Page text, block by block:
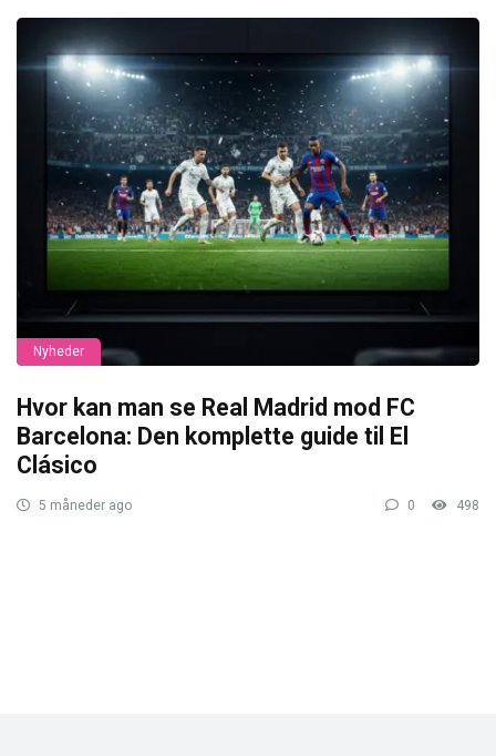
Nyheder
Hvor kan man se Real Madrid mod FC
Barcelona: Den komplette guide til El
Clásico
5 måneder ago 0 498